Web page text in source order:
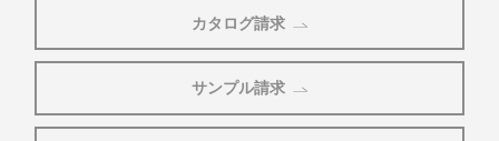
カタログ請求
サンプル請求